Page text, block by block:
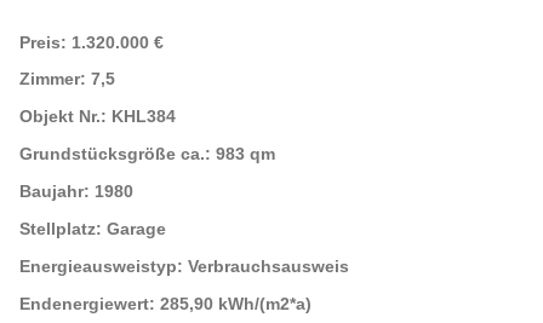
Preis: 1.320.000 €
Zimmer: 7,5
Objekt Nr.: KHL384
Grundstücksgröße ca.: 983 qm
Baujahr: 1980
Stellplatz: Garage
Energieausweistyp: Verbrauchsausweis
Endenergiewert: 285,90 kWh/(m2*a)